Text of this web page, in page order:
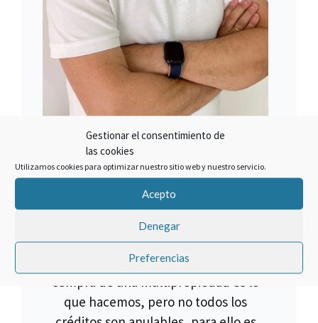
Gestionar el consentimiento de
las cookies
Utilizamos cookies para optimizar nuestro sitio web y nuestro servicio.
Acepto
Denegar
Preferencias
SOBRE EL AUTOR
El mejor método para lograr un
objetivo es hacer las cosas bien.
Cancelar un crédito asociado a la
compra de una multipropiedad es lo
que hacemos, pero no todos los